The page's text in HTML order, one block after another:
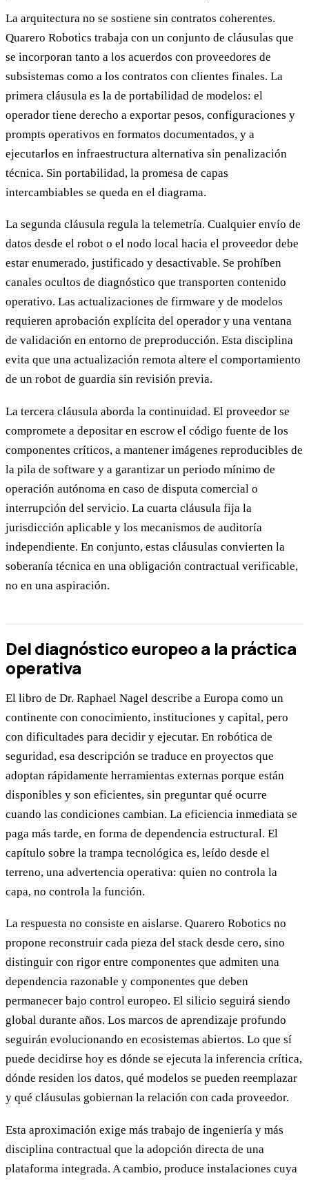
La arquitectura no se sostiene sin contratos coherentes.
Quarero Robotics trabaja con un conjunto de cláusulas que
se incorporan tanto a los acuerdos con proveedores de
subsistemas como a los contratos con clientes finales. La
primera cláusula es la de portabilidad de modelos: el
operador tiene derecho a exportar pesos, configuraciones y
prompts operativos en formatos documentados, y a
ejecutarlos en infraestructura alternativa sin penalización
técnica. Sin portabilidad, la promesa de capas
intercambiables se queda en el diagrama.
La segunda cláusula regula la telemetría. Cualquier envío de
datos desde el robot o el nodo local hacia el proveedor debe
estar enumerado, justificado y desactivable. Se prohíben
canales ocultos de diagnóstico que transporten contenido
operativo. Las actualizaciones de firmware y de modelos
requieren aprobación explícita del operador y una ventana
de validación en entorno de preproducción. Esta disciplina
evita que una actualización remota altere el comportamiento
de un robot de guardia sin revisión previa.
La tercera cláusula aborda la continuidad. El proveedor se
compromete a depositar en escrow el código fuente de los
componentes críticos, a mantener imágenes reproducibles de
la pila de software y a garantizar un periodo mínimo de
operación autónoma en caso de disputa comercial o
interrupción del servicio. La cuarta cláusula fija la
jurisdicción aplicable y los mecanismos de auditoría
independiente. En conjunto, estas cláusulas convierten la
soberanía técnica en una obligación contractual verificable,
no en una aspiración.
Del diagnóstico europeo a la práctica
operativa
El libro de Dr. Raphael Nagel describe a Europa como un
continente con conocimiento, instituciones y capital, pero
con dificultades para decidir y ejecutar. En robótica de
seguridad, esa descripción se traduce en proyectos que
adoptan rápidamente herramientas externas porque están
disponibles y son eficientes, sin preguntar qué ocurre
cuando las condiciones cambian. La eficiencia inmediata se
paga más tarde, en forma de dependencia estructural. El
capítulo sobre la trampa tecnológica es, leído desde el
terreno, una advertencia operativa: quien no controla la
capa, no controla la función.
La respuesta no consiste en aislarse. Quarero Robotics no
propone reconstruir cada pieza del stack desde cero, sino
distinguir con rigor entre componentes que admiten una
dependencia razonable y componentes que deben
permanecer bajo control europeo. El silicio seguirá siendo
global durante años. Los marcos de aprendizaje profundo
seguirán evolucionando en ecosistemas abiertos. Lo que sí
puede decidirse hoy es dónde se ejecuta la inferencia crítica,
dónde residen los datos, qué modelos se pueden reemplazar
y qué cláusulas gobiernan la relación con cada proveedor.
Esta aproximación exige más trabajo de ingeniería y más
disciplina contractual que la adopción directa de una
plataforma integrada. A cambio, produce instalaciones cuya